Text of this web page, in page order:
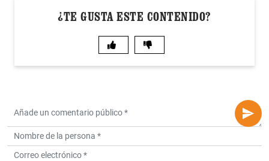
¿TE GUSTA ESTE CONTENIDO?